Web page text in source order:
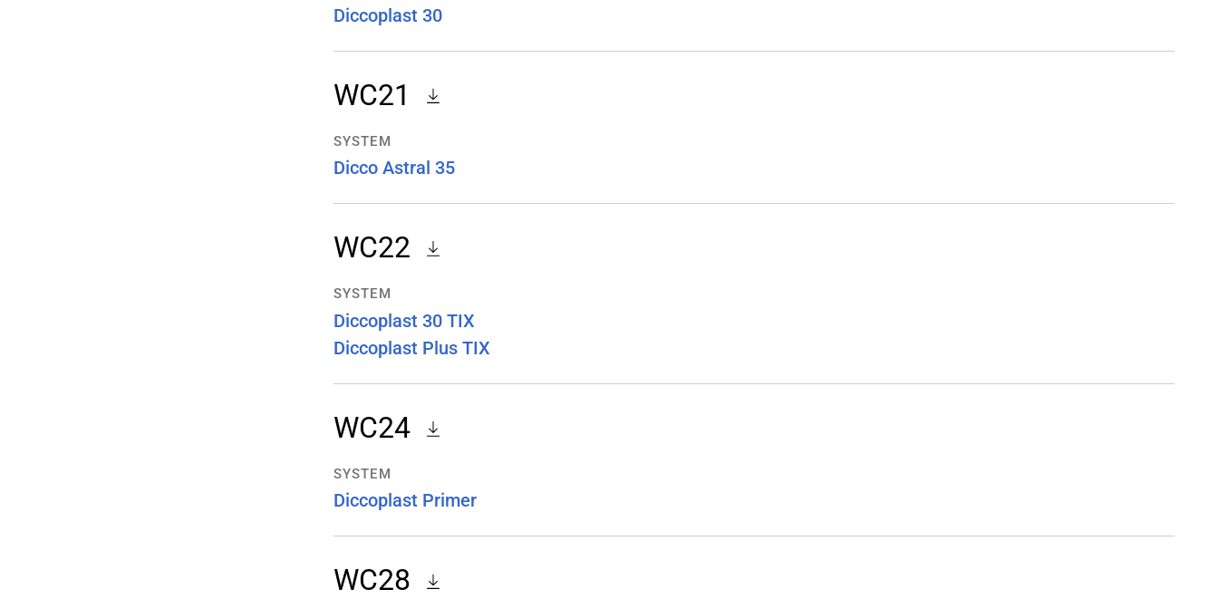
Diccoplast 30
WC21
SYSTEM
Dicco Astral 35
WC22
SYSTEM
Diccoplast 30 TIX
Diccoplast Plus TIX
WC24
SYSTEM
Diccoplast Primer
WC28